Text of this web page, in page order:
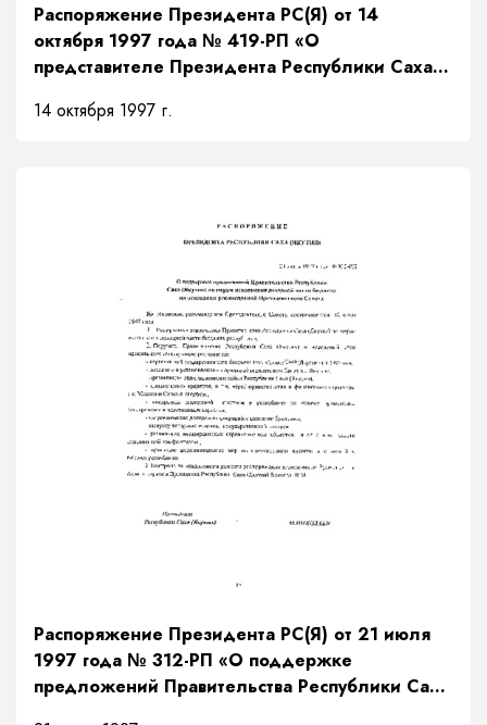
Распоряжение Президента РС(Я) от 14
октября 1997 года № 419-РП «О
представителе Президента Республики Саха
14 октября 1997 г.
Распоряжение Президента РС(Я) от 21 июля
1997 года № 312-РП «О поддержке
предложений Правительства Республики Саха